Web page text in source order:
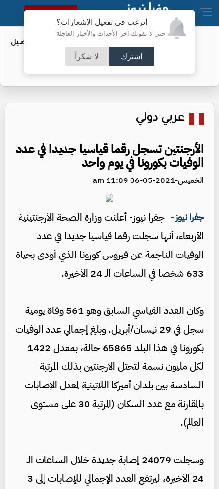
أترغب في تفعيل الإشعارات؟
حتى لا تفوتك آخر الأحداث والأخبار العاجلة
اشترك لا شكراً
النسخة الكاملة
عطاء حكومي لتعزيز مخزون النفط - تفاصيل
عربي دولي
الأرجنتين تسجل رقما قياسيا جديدا في عدد
الوفيات بكورونا في يوم واحد
الخميس-2021-05-06 11:09 am
جفرا نيوز - جفرا نيوز- أعلنت وزارة الصحة الأرجنتينية
الأربعاء، أنها سجلت رقما قياسيا جديدا في عدد
الوفيات الناجمة عن فيروس كورونا الذي أودى بحياة
633 شخصا في الساعات الـ 24 الأخيرة.
وكان العدد القياسي السابق وهو 561 وفاة يومية
سجل في 29 نيسان/أبريل. وبلغ إجمالي عدد الوفيات
بكورونا في هذا البلد 65865 حالة، بمعدل 1422
لكل مليون نسمة لتحتل الأرجنتين بذلك المرتبة
السادسة بين بلدان أميركا اللاتينية لمعدل الإصابات
بالمقارنة مع عدد السكان (المرتبة 30 على مستوى
العالم).
وسجلت 24079 إصابة جديدة خلال الساعات الـ
24 الأخيرة، ليرتفع العدد الإجمالي للإصابات إلى 3